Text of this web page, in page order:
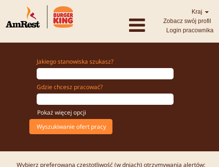
Kraj
Zobacz swój profil
Login pracownika
Jakiego stanowiska szukasz?
Gdzie chcesz pracować?
Pokaż więcej opcji
Wybierz preferowaną częstotliwość (w dniach) otrzymywania alertów: